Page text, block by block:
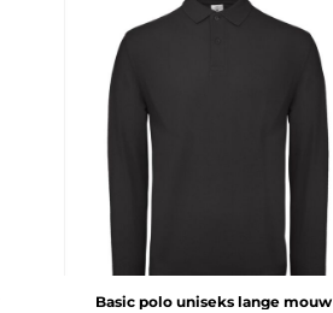
Basic polo uniseks lange mouw